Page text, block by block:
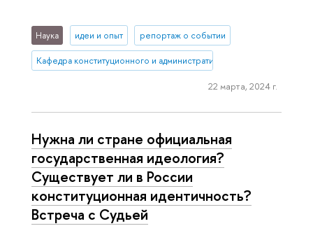
Наука идеи и опыт репортаж о событии
Кафедра конституционного и административного права (Нижний
22 марта, 2024 г.
Нужна ли стране официальная
государственная идеология?
Существует ли в России
конституционная идентичность?
Встреча с Судьей